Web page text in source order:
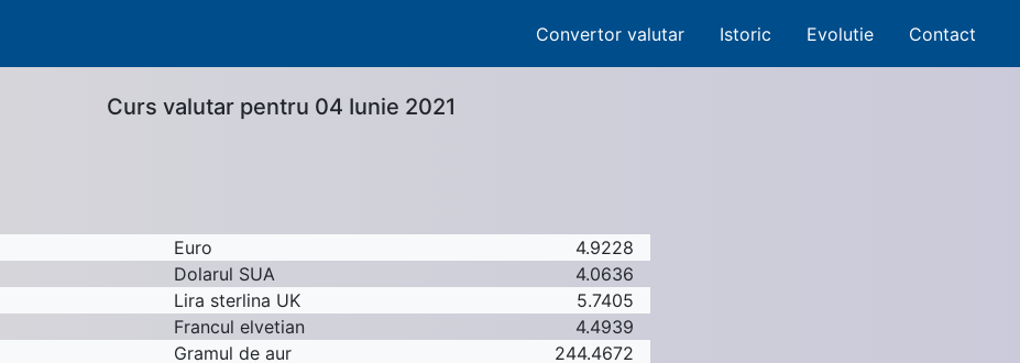
Convertor valutar Istoric Evolutie Contact
Curs valutar pentru 04 Iunie 2021
Euro
4.9228
Dolarul SUA
4.0636
Lira sterlina UK
5.7405
Francul elvetian
4.4939
Gramul de aur
244.4672